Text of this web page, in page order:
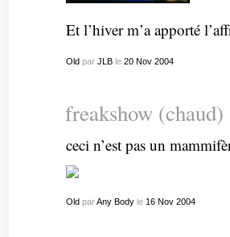
Et l’hiver m’a apporté
Old par JLBle 20 Nov 2004
freakshow (chaud)
ceci n’est pas un
OldparAny Bodyle 16 Nov 2004